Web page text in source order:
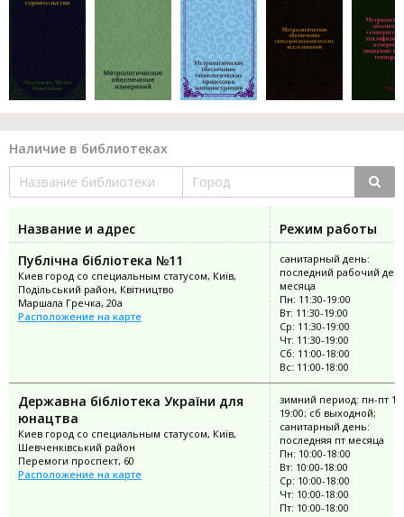
Наличие в библиотеках
Название и адрес
Режим работы
Публічна бібліотека №11
Киев город со специальным статусом, Київ,
Подільський район, Квітництво
Маршала Гречка, 20а
Расположение на карте
санитарный день:
последний рабочий
месяца
Пн: 11:30-19:00
Вт: 11:30-19:00
Ср: 11:30-19:00
Чт: 11:30-19:00
Сб: 11:00-18:00
Вс: 11:00-18:00
Державна бібліотека України для
юнацтва
Киев город со специальным статусом, Київ,
Шевченківський район
Перемоги проспект, 60
Расположение на карте
зимний период: пн-пт
19:00; сб выходной;
санитарный день:
последняя пт месяца
Пн: 10:00-18:00
Вт: 10:00-18:00
Ср: 10:00-18:00
Чт: 10:00-18:00
Пт: 10:00-18:00